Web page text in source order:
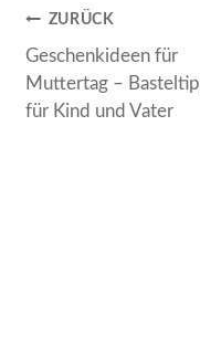
ZURÜCK
Geschenkideen für
Muttertag –
für Kind und Vater